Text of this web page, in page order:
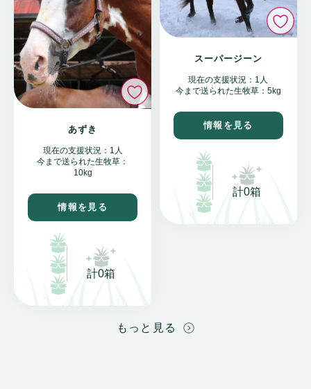
いいね
あずき
現在の支援状況：1人
今まで送られた生牧草：
10kg
情報を見る
計0箱
い
スーパージーン
現在の支援状況：1人
今まで送られた生牧草：5kg
情報を見る
計0箱
もっと見る